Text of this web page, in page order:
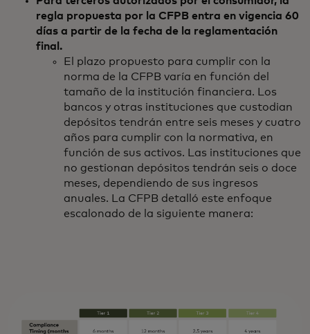
regla propuesta por la CFPB entra en vigencia 60
días a partir de la fecha de la reglamentación
final.
El plazo propuesto para cumplir con la
norma de la CFPB varía en función del
tamaño de la institución financiera. Los
bancos y otras instituciones que custodian
depósitos tendrán entre seis meses y cuatro
años para cumplir con la normativa, en
función de sus activos. Las instituciones que
no gestionan depósitos tendrán seis o doce
meses, dependiendo de sus ingresos
anuales. La CFPB detalló este enfoque
escalonado de la siguiente manera: